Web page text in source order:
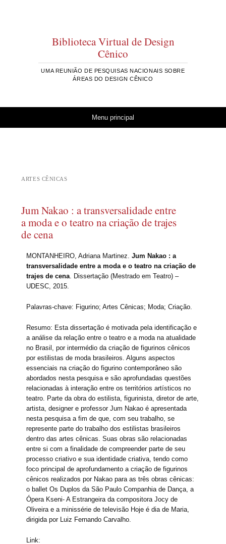
Biblioteca Virtual de Design
Cênico
UMA REUNIÃO DE PESQUISAS NACIONAIS SOBRE
ÁREAS DO DESIGN CÊNICO
Menu principal
ARTES CÊNICAS
Jum Nakao : a transversalidade entre
a moda e o teatro na criação de trajes
de cena
MONTANHEIRO, Adriana Martinez.Jum Nakao : a
transversalidade entre a moda e o teatro na criação de
trajes de cena . Dissertação (Mestrado em Teatro) –
UDESC, 2015.
Palavras-chave: Figurino; Artes Cênicas; Moda; Criação.
Resumo: Esta dissertação é motivada pela identificação e
a análise da relação entre o teatro e a moda na atualidade
no Brasil, por intermédio da criação de figurinos cênicos
por estilistas de moda brasileiros. Alguns aspectos
essenciais na criação do figurino contemporâneo são
abordados nesta pesquisa e são aprofundadas questões
relacionadas à interação entre os territórios artísticos no
teatro. Parte da obra do estilista, figurinista, diretor de arte,
artista, designer e professor Jum Nakao é apresentada
nesta pesquisa a fim de que, com seu trabalho, se
represente parte do trabalho dos estilistas brasileiros
dentro das artes cênicas. Suas obras são relacionadas
entre si com a finalidade de compreender parte de seu
processo criativo e sua identidade criativa, tendo como
foco principal de aprofundamento a criação de figurinos
cênicos realizados por Nakao para as três obras cênicas:
o ballet Os Duplos da São Paulo Companhia de Dança, a
Ópera Kseni- A Estrangeira da compositora Jocy de
Oliveira e a minissérie de televisão Hoje é dia de Maria,
dirigida por Luiz Fernando Carvalho.
Link: